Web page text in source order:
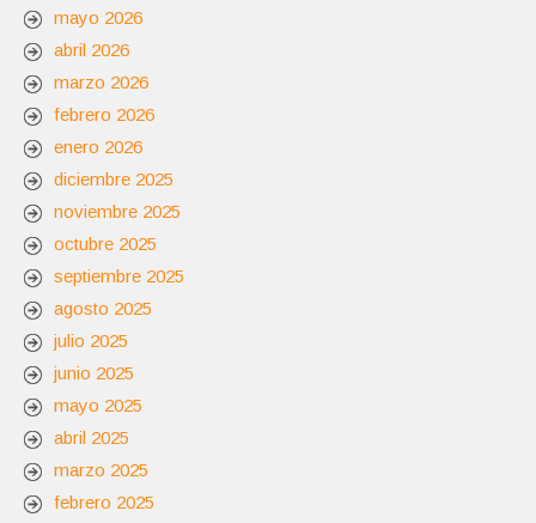
mayo 2026
abril 2026
marzo 2026
febrero 2026
enero 2026
diciembre 2025
noviembre 2025
octubre 2025
septiembre 2025
agosto 2025
julio 2025
junio 2025
mayo 2025
abril 2025
marzo 2025
febrero 2025